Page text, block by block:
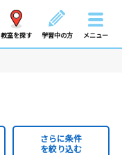
教室を探す 学習中の方 メニュー
さらに条件
を絞り込む